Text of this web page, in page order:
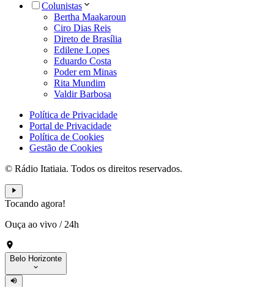
Colunistas
Bertha Maakaroun
Ciro Dias Reis
Direto de Brasília
Edilene Lopes
Eduardo Costa
Poder em Minas
Rita Mundim
Valdir Barbosa
Política de Privacidade
Portal de Privacidade
Política de Cookies
Gestão de Cookies
© Rádio Itatiaia. Todos os direitos reservados.
Tocando agora!
Ouça ao vivo / 24h
Belo Horizonte